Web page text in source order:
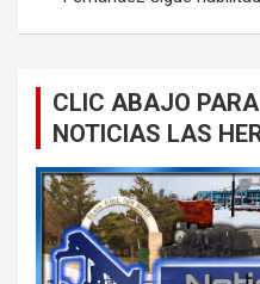
CLIC ABAJO
NOTICIAS LAS